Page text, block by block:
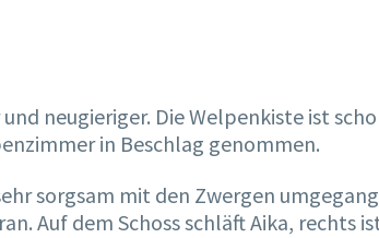
neugieriger. Die Welpenkiste ist
in Beschlag genommen.
sorgsam mit den Zwergen
Auf dem Schoss schläft Aika, rechts